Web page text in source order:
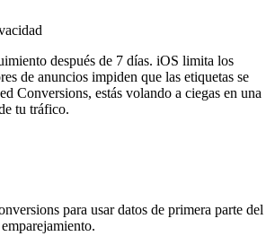
después de 7 días. iOS limita los
de anuncios impiden que las etiquetas se
Conversions, estás volando a ciegas en una
tu tráfico.
para usar datos de primera parte del